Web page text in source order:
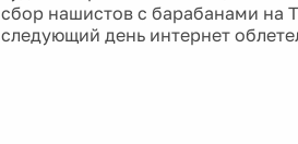
сбор нашистов с барабанами на
следующий день интернет